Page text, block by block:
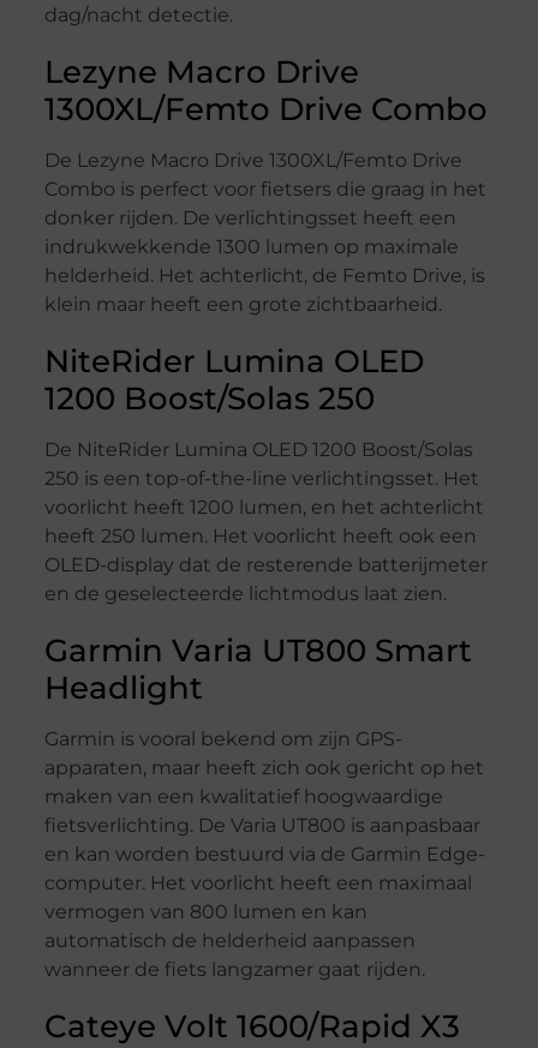
dag/nacht detectie.
Lezyne Macro Drive
1300XL/Femto Drive Combo
De Lezyne Macro Drive 1300XL/Femto Drive
Combo is perfect voor fietsers die graag in het
donker rijden. De verlichtingsset heeft een
indrukwekkende 1300 lumen op maximale
helderheid. Het achterlicht, de Femto Drive, is
klein maar heeft een grote zichtbaarheid.
NiteRider Lumina OLED
1200 Boost/Solas 250
De NiteRider Lumina OLED 1200 Boost/Solas
250 is een top-of-the-line verlichtingsset. Het
voorlicht heeft 1200 lumen, en het achterlicht
heeft 250 lumen. Het voorlicht heeft ook een
OLED-display dat de resterende batterijmeter
en de geselecteerde lichtmodus laat zien.
Garmin Varia UT800 Smart
Headlight
Garmin is vooral bekend om zijn GPS-
apparaten, maar heeft zich ook gericht op het
maken van een kwalitatief hoogwaardige
fietsverlichting. De Varia UT800 is aanpasbaar
en kan worden bestuurd via de Garmin Edge-
computer. Het voorlicht heeft een maximaal
vermogen van 800 lumen en kan
automatisch de helderheid aanpassen
wanneer de fiets langzamer gaat rijden.
Cateye Volt 1600/Rapid X3